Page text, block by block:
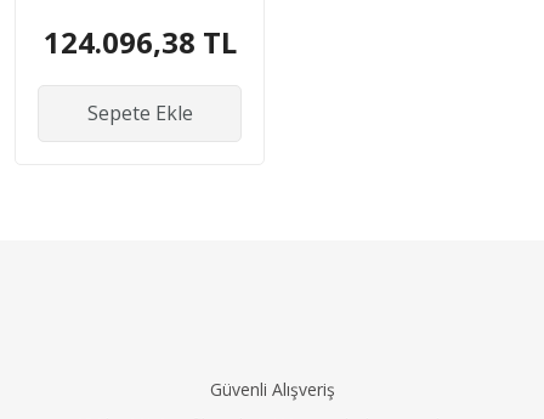
WIN11PRO
124.096,38 TL
Sepete Ekle
Güvenli Alışveriş